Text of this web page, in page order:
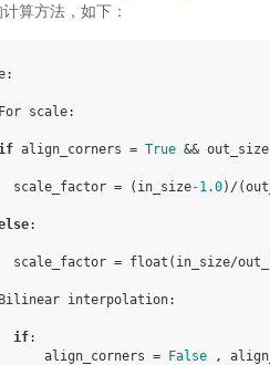
算方法，如下：
:
For scale:
align_corners = True && out_size
scale_factor = ( in_size-1.0) /(
:
scale_factor = float ( in_size/
Bilinear interpolation:
if:
align_corners = False ,